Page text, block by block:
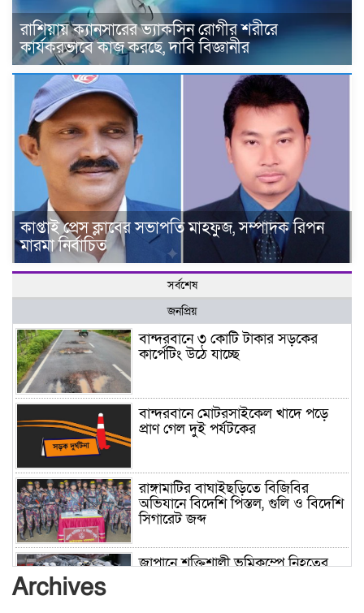
রাশিয়ায় ক্যানসারের ভ্যাকসিন রোগীর শরীরে
কার্যকরভাবে কাজ করছে, দাবি বিজ্ঞানীর
কাপ্তাই প্রেস ক্লাবের সভাপতি মাহফুজ, সম্পাদক রিপন
মারমা নির্বাচিত
সর্বশেষ
জনপ্রিয়
বান্দরবানে ৩ কোটি টাকার সড়কের
কার্পেটিং উঠে যাচ্ছে
বান্দরবানে মোটরসাইকেল খাদে পড়ে
প্রাণ গেল দুই পর্যটকের
রাঙ্গামাটির বাঘাইছড়িতে বিজিবির
অভিযানে বিদেশি পিস্তল, গুলি ও বিদেশি
সিগারেট জব্দ
জাপানে শক্তিশালী ভূমিকম্পে নিহতের
Archives